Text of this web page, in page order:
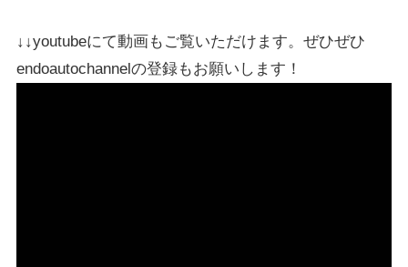
↓↓youtubeにて動画もご覧いただけます。ぜひぜひ
endoautochannelの登録もお願いします！